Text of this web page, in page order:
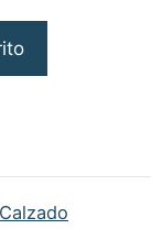
Calzado